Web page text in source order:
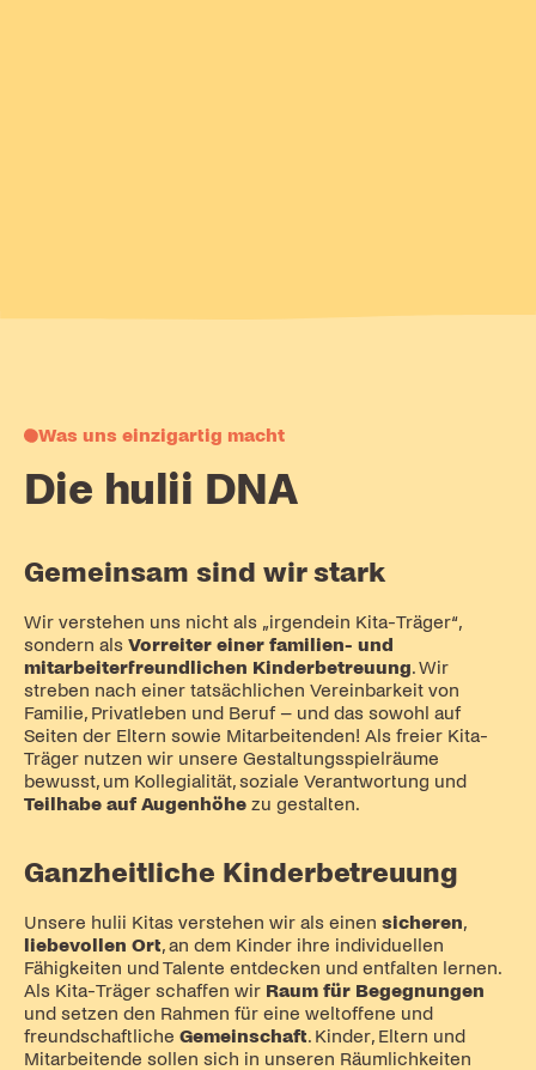
Was uns einzigartig macht
Die hulii DNA
Gemeinsam sind wir stark
Wir verstehen uns nicht als „irgendein Kita-Träger“,
sondern als Vorreiter einer familien- und
mitarbeiterfreundlichen Kinderbetreuung. Wir
streben nach einer tatsächlichen Vereinbarkeit von
Familie, Privatleben und Beruf – und das sowohl auf
Seiten der Eltern sowie Mitarbeitenden! Als freier Kita-
Träger nutzen wir unsere Gestaltungsspielräume
bewusst, um Kollegialität, soziale Verantwortung und
Teilhabe auf Augenhöhezu gestalten.
Ganzheitliche Kinderbetreuung
Unsere hulii Kitas verstehen wir als einen sicheren,
liebevollen Ort, an dem Kinder ihre individuellen
Fähigkeiten und Talente entdecken und entfalten lernen.
Als Kita-Träger schaffen wir Raum für Begegnungen
und setzen den Rahmen für eine weltoffene und
freundschaftliche Gemeinschaft. Kinder, Eltern und
Mitarbeitende sollen sich in unseren Räumlichkeiten